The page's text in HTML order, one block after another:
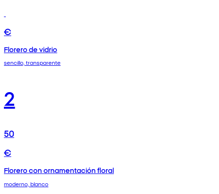
€
Florero de vidrio
sencillo, transparente
2
50
€
Florero con ornamentación floral
moderno, blanco